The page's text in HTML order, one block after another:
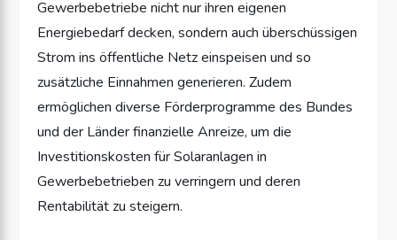
Gewerbebetriebe nicht nur ihren eigenen
Energiebedarf decken, sondern auch überschüssigen
Strom ins öffentliche Netz einspeisen und so
zusätzliche Einnahmen generieren. Zudem
ermöglichen diverse Förderprogramme des Bundes
und der Länder finanzielle Anreize, um die
Investitionskosten für Solaranlagen in
Gewerbebetrieben zu verringern und deren
Rentabilität zu steigern.